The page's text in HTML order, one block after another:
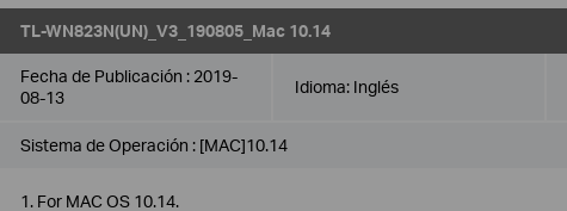
TL-WN823N(UN)_V3_190805_Mac 10.14
Fecha de Publicación : 2019-
08-13
Idioma: Inglés
Sistema de Operación : [MAC]10.14
1. For MAC OS 10.14.